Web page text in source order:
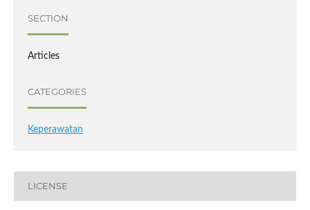
SECTION
Articles
CATEGORIES
Keperawatan
LICENSE